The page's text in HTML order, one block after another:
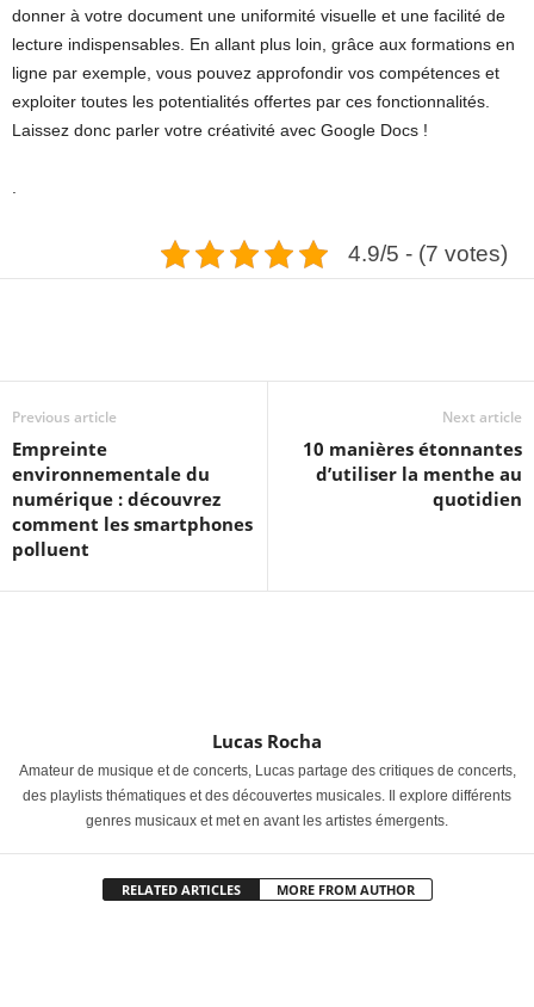
donner à votre document une uniformité visuelle et une facilité de
lecture indispensables. En allant plus loin, grâce aux formations en
ligne par exemple, vous pouvez approfondir vos compétences et
exploiter toutes les potentialités offertes par ces fonctionnalités.
Laissez donc parler votre créativité avec Google Docs !
4.9/5 - (7 votes)
Previous article
Empreinte
environnementale du
numérique : découvrez
comment les smartphones
polluent
Next article
10 manières étonnantes
d’utiliser la menthe au
quotidien
Lucas Rocha
Amateur de musique et de concerts, Lucas partage des critiques de concerts,
des playlists thématiques et des découvertes musicales. Il explore différents
genres musicaux et met en avant les artistes émergents.
RELATED ARTICLES MORE FROM AUTHOR